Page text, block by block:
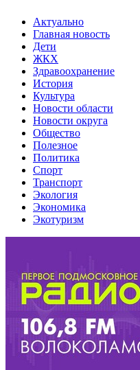
Актуально
Главная новость
Дети
ЖКХ
Здравоохранение
История
Культура
Новости области
Новости округа
Общество
Полезное
Политика
Спорт
Транспорт
Экология
Экономика
Экотуризм